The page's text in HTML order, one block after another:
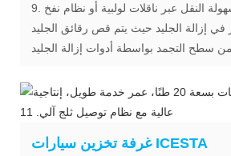
سهولة النقل عبر ناقلات لولبية أو نظام نفخ
في إزالة الجليد حيث يتم قص رقائق الجليد
من سطح التجمد بواسطة أدوات إزالة الجليد
غرفة تخزين سيارات ICESTA